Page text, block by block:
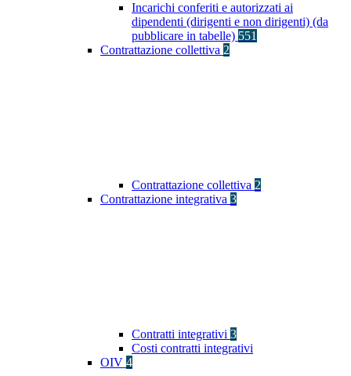
Incarichi conferiti e autorizzati ai
dipendenti (dirigenti e non dirigenti) (da
pubblicare in tabelle) 551
Contrattazione collettiva 2
Contrattazione collettiva 2
Contrattazione integrativa 3
Contratti integrativi 3
Costi contratti integrativi
OIV 4